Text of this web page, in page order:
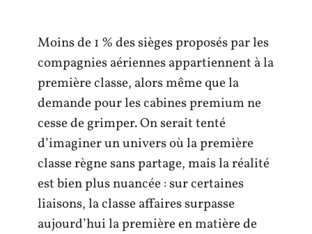
Moins de 1 % des sièges proposés par les
compagnies aériennes appartiennent à la
première classe, alors même que la
demande pour les cabines premium ne
cesse de grimper. On serait tenté
d’imaginer un univers où la première
classe règne sans partage, mais la réalité
est bien plus nuancée : sur certaines
liaisons, la classe affaires surpasse
aujourd’hui la première en matière de